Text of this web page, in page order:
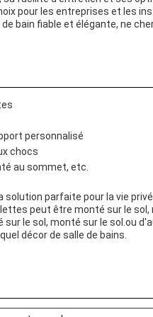
pour les entreprises et les
bain fiable et élégante, ne
personnalisé
chocs
au sommet, etc.
parfaite pour la vie
peut être monté sur le
sur le sol, monté sur le sol.ou
décor de salle de bains.